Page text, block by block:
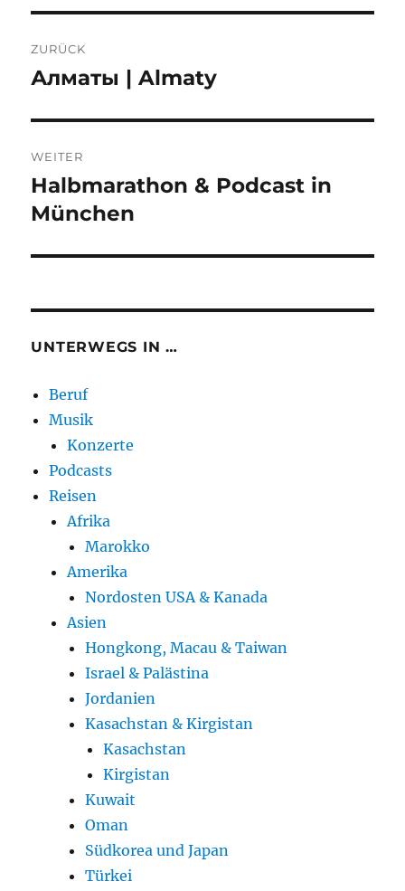
ZURÜCK
Vorheriger
Алматы | Almaty
WEITER
Nächster
Beitrag:
Halbmarathon & Podcast in
München
UNTERWEGS IN …
Beruf
Musik
Konzerte
Podcasts
Reisen
Afrika
Marokko
Amerika
Nordosten USA & Kanada
Asien
Hongkong, Macau & Taiwan
Israel & Palästina
Jordanien
Kasachstan & Kirgistan
Kasachstan
Kirgistan
Kuwait
Oman
Südkorea und Japan
Türkei